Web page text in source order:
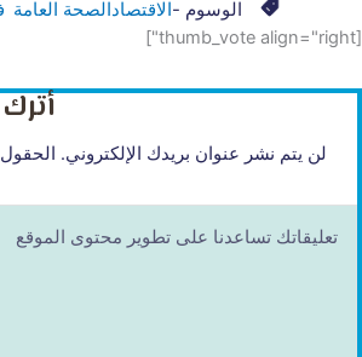
الوسوم -الاقتصادالصحة العامة
[thumb_vote align="right"]
لن يتم نشر عنوان بريدك الإلكتروني. الحقول